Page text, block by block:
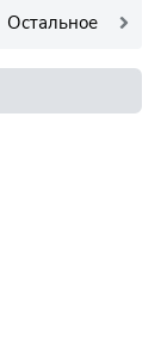
Остальное